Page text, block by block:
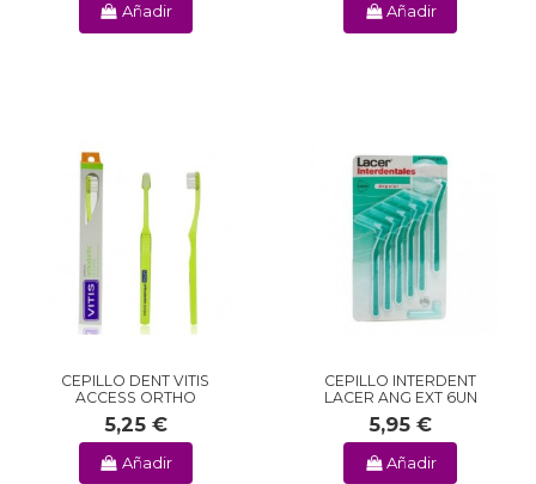
Añadir Añadir
CEPILLO DENT VITIS
ACCESS ORTHO
5,25 €
Añadir
CEPILLO INTERDENT
LACER ANG EXT 6UN
5,95 €
Añadir